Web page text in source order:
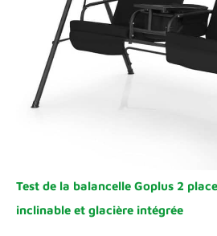
Test de la balancelle Goplus 2
inclinable et glacière intégrée